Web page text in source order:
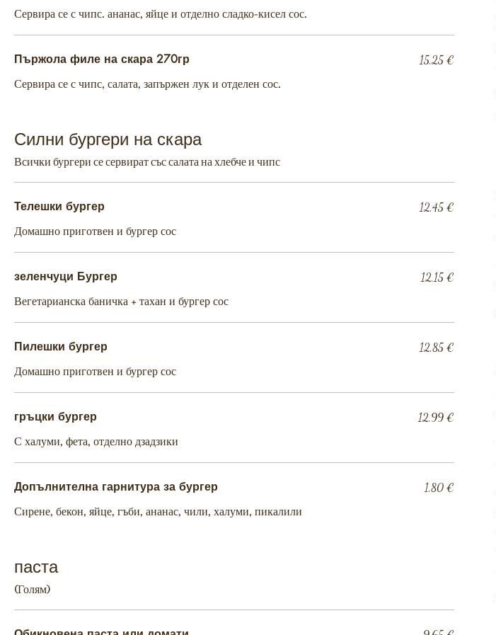
Сервира се с чипс. ананас, яйце и отделно сладко-кисел сос.
Пържола филе на скара 270гр
Сервира се с чипс, салата, запържен лук и отделен сос.
15,25 €
Силни бургери на скара
Всички бургери се сервират със салата на хлебче и чипс
Телешки бургер
Домашно приготвен и бургер сос
12,45 €
зеленчуци Бургер
Вегетарианска баничка + тахан и бургер сос
12,15 €
Пилешки бургер
Домашно приготвен и бургер сос
12,85 €
гръцки бургер
С халуми, фета, отделно дзадзики
12,99 €
Допълнителна гарнитура за бургер
Сирене, бекон, яйце, гъби, ананас, чили, халуми, пикалили
1,80 €
паста
(Голям)